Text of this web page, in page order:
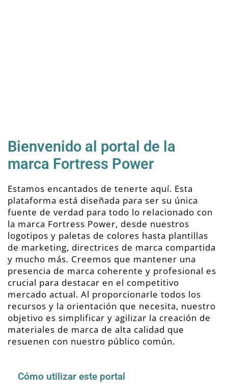
Bienvenido al portal de la
marca Fortress Power
Estamos encantados de tenerte aquí. Esta
plataforma está diseñada para ser su única
fuente de verdad para todo lo relacionado con
la marca Fortress Power, desde nuestros
logotipos y paletas de colores hasta plantillas
de marketing, directrices de marca compartida
y mucho más. Creemos que mantener una
presencia de marca coherente y profesional es
crucial para destacar en el competitivo
mercado actual. Al proporcionarle todos los
recursos y la orientación que necesita, nuestro
objetivo es simplificar y agilizar la creación de
materiales de marca de alta calidad que
resuenen con nuestro público común.
Cómo utilizar este portal